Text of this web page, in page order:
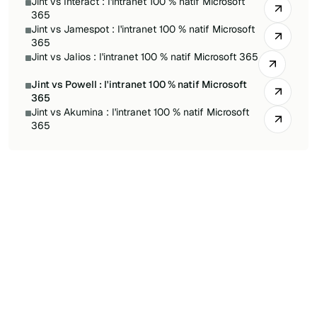
365
Jint vs Jamespot : l'intranet 100 % natif Microsoft
365
Jint vs Jalios : l'intranet 100 % natif Microsoft 365
Jint vs Powell : l'intranet 100 % natif Microsoft
365
Jint vs Akumina : l'intranet 100 % natif Microsoft
365